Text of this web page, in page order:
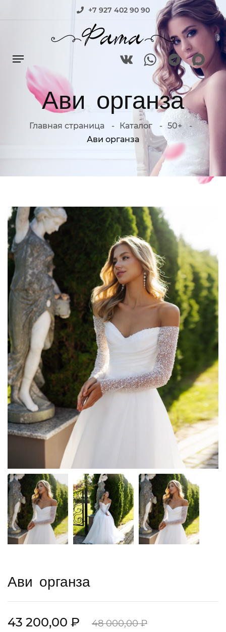
+7 927 402 90 90
Ави органза
Главная страница Каталог
50+
Ави органза
Ави органза
43 200,00 ₽ 48 000,00 ₽